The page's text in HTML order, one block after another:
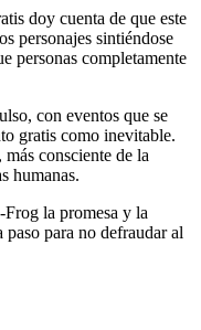
doy cuenta de que este
personajes sintiéndose
personas completamente
con eventos que se
gratis como inevitable.
consciente de la
humanas.
la promesa y la
para no defraudar al